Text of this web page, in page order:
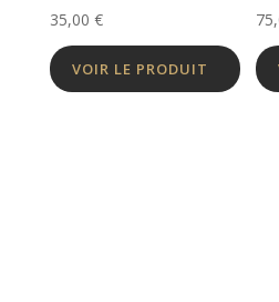
35,00 €
VOIR LE PRODUIT